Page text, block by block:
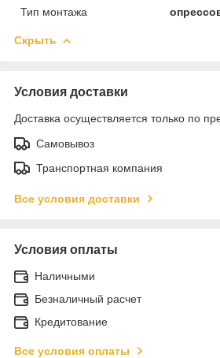
Тип монтажа
Скрыть
Условия доставки
Доставка осуществляется только по
Самовывоз
Транспортная компания
Все условия доставки
Условия оплаты
Наличными
Безналичный расчет
Кредитование
Все условия оплаты